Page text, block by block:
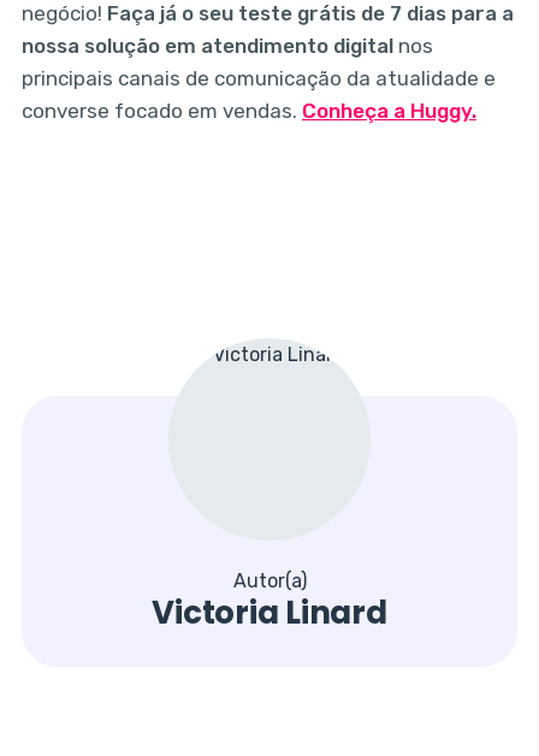
negócio! Faça já o seu teste grátis de 7 dias para a
nossa solução em atendimento digital nos
principais canais de comunicação da atualidade e
converse focado em vendas. Conheça a Huggy.
Autor(a)
Victoria Linard